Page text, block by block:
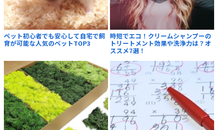
ペット初心者でも安心して自宅で飼
育が可能な人気のペットTOP3
時短でエコ！クリームシャンプーの
トリートメント効果や洗浄力は？オ
ススメ7選！